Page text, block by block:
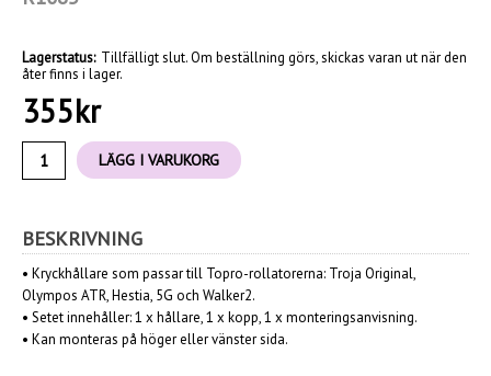
Lagerstatus: Tillfälligt slut. Om beställning görs, skickas varan ut när den
åter finns i lager.
355kr
LÄGG I VARUKORG
BESKRIVNING
• Kryckhållare som passar till Topro-rollatorerna: Troja Original,
Olympos ATR,Hestia, 5G och Walker2.
• Setet innehåller: 1 x hållare, 1 x kopp, 1 x monteringsanvisning.
• Kan monteras på höger eller vänster sida.